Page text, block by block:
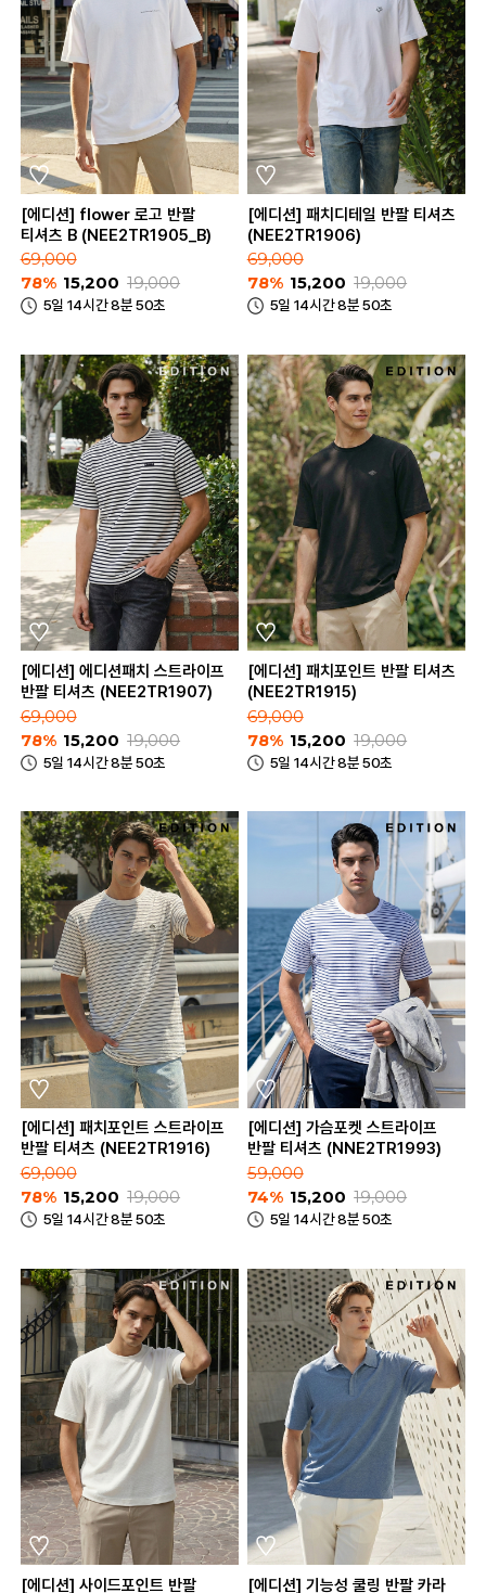
[에디션] flower 로고 반팔
티셔츠 B (NEE2TR1905_B)
69,000
78% 15,200 19,000
5일 14시간 8분 50초
[에디션] 패치디테일 반팔 티셔츠
(NEE2TR1906)
69,000
78% 15,200 19,000
5일 14시간 8분 50초
[에디션] 에디션패치 스트라이프
반팔 티셔츠 (NEE2TR1907)
69,000
78% 15,200 19,000
5일 14시간 8분 50초
[에디션] 패치포인트 반팔 티셔츠
(NEE2TR1915)
69,000
78% 15,200 19,000
5일 14시간 8분 50초
[에디션] 패치포인트 스트라이프
반팔 티셔츠 (NEE2TR1916)
69,000
78% 15,200 19,000
5일 14시간 8분 50초
[에디션] 가슴포켓 스트라이프
반팔 티셔츠 (NNE2TR1993)
59,000
74% 15,200 19,000
5일 14시간 8분 50초
[에디션] 사이드포인트 반팔
[에디션] 기능성 쿨링 반팔 카라